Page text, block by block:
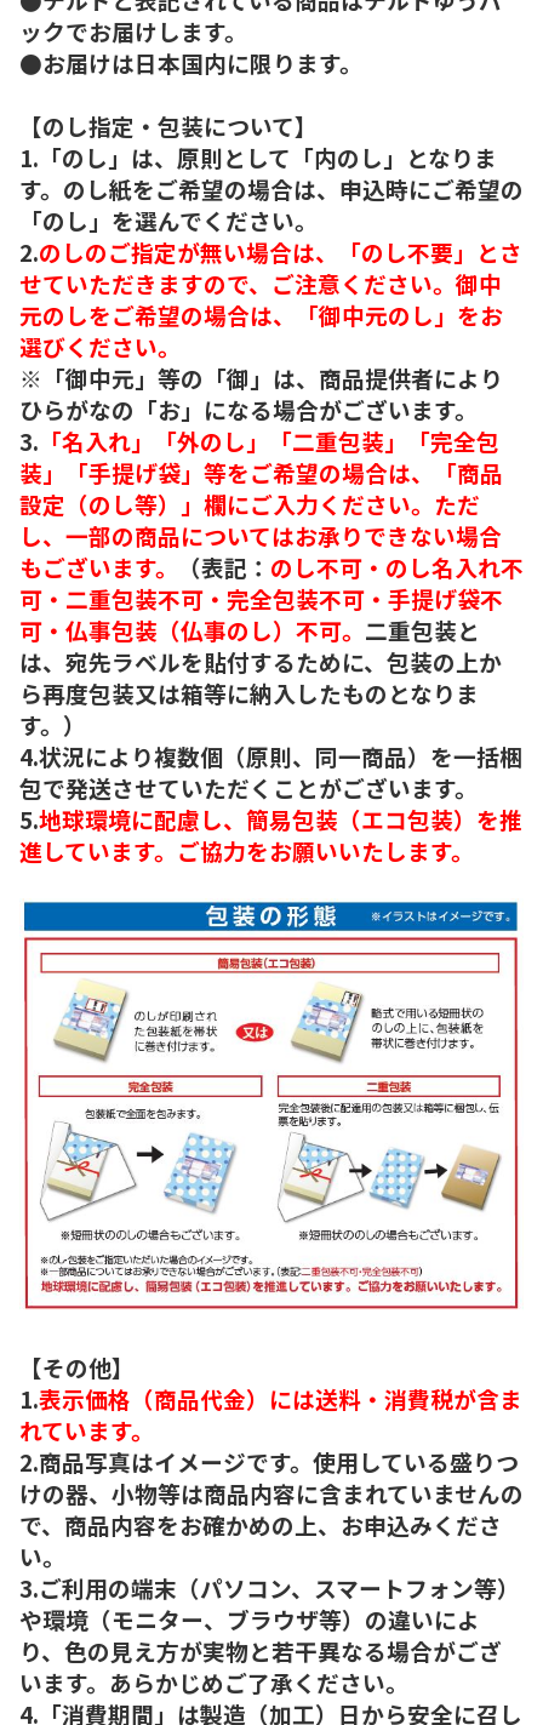
ックでお届けします。
●お届けは日本国内に限ります。
【のし指定・包装について】
1.「のし」は、原則として「内のし」となりま
す。のし紙をご希望の場合は、申込時にご希望の
「のし」を選んでください。
2.のしのご指定が無い場合は、「のし不要」とさ
せていただきますので、ご注意ください。御中
元のしをご希望の場合は、「御中元のし」をお
選びください。
※「御中元」等の「御」は、商品提供者により
ひらがなの「お」になる場合がございます。
3. 「名入れ」「外のし」「二重包装」「完全包
装」「手提げ袋」等をご希望の場合は、「商品
設定（のし等）」欄にご入力ください。ただ
し、一部の商品についてはお承りできない場合
もございます。
（表記： のし不可・のし名入れ不
可・二重包装不可・完全包装不可・手提げ袋不
可・仏事包装（仏事のし）不可。 二重包装と
は、宛先ラベルを貼付するために、包装の上か
ら再度包装又は箱等に納入したものとなりま
す。）
4.状況により複数個（原則、同一商品）を一括梱
包で発送させていただくことがございます。
5.地球環境に配慮し、簡易包装（エコ包装）を推
進しています。ご協力をお願いいたします。
【その他】
1.表示価格（商品代金）には送料・消費税が含ま
れています。
2.商品写真はイメージです。使用している盛りつ
けの器、小物等は商品内容に含まれていませんの
で、商品内容をお確かめの上、お申込みくださ
い。
3.ご利用の端末（パソコン、スマートフォン等）
や環境（モニター、ブラウザ等）の違いによ
り、色の見え方が実物と若干異なる場合がござ
います。あらかじめご了承ください。
4.「消費期間」は製造（加工）日から安全に召し